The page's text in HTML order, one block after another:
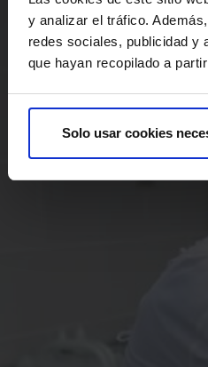
y analizar el tráfico.
redes sociales, publicidad y
que hayan recopilado a
Solo usar cookies